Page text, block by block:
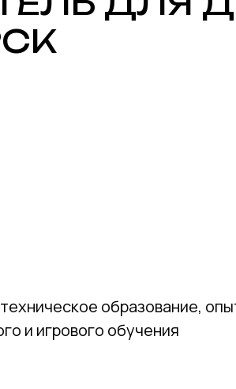
образование,
и игрового обучения